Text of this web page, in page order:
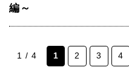
編～
1 / 4 1 2 3 4